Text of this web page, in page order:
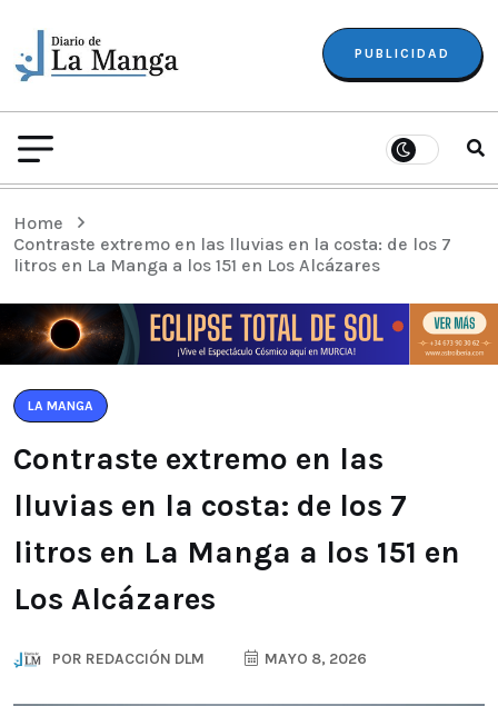
PUBLICIDAD
Home
Contraste extremo en las lluvias en la costa: de los 7
litros en La Manga a los 151 en Los Alcázares
LA MANGA
Contraste extremo en las
lluvias en la costa: de los 7
litros en La Manga a los 151 en
Los Alcázares
POR REDACCIÓN DLM MAYO 8, 2026